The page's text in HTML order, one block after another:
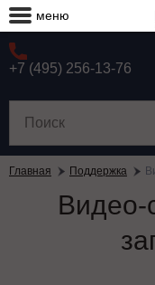
меню
+7 (495) 256-13-76
Главная Поддержка
Видео-